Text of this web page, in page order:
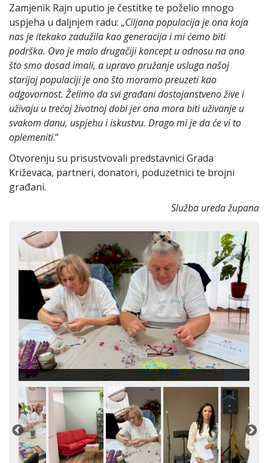
Zamjenik Rajn uputio je čestitke te poželio mnogo
uspjeha u daljnjem radu: „Ciljana populacija je ona koja
nas je itekako zadužila kao generacija i mi ćemo biti
podrška. Ovo je malo drugačiji koncept u odnosu na ono
što smo dosad imali, a upravo pružanje usluga našoj
starijoj populaciji je ono što moramo preuzeti kao
odgovornost. Želimo da svi građani dostojanstveno žive i
uživaju u trećoj životnoj dobi jer ona mora biti uživanje u
svakom danu, uspjehu i iskustvu. Drago mi je da će vi to
oplemeniti.“
Otvorenju su prisustvovali predstavnici Grada
Križevaca, partneri, donatori, poduzetnici te brojni
građani.
Služba ureda župana